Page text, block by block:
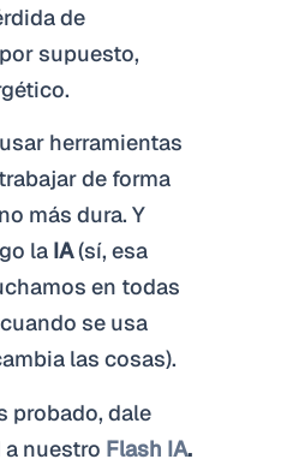
de
supuesto,
herramientas
de forma
más dura. Y
la IA(sí, esa
en todas
se usa
las cosas).
probado, dale
nuestro Flash IA.